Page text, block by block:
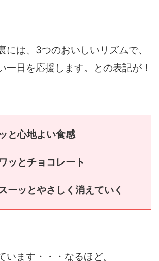
には、3つのおいしいリズムで、
一日を応援します。との表記が！
と心地よい食感
ッとチョコレート
ッとやさしく消えていく
います・・・なるほど。